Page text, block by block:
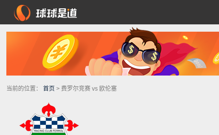
当前的位置： 首页 > 费罗尔竞赛 vs 欧伦塞